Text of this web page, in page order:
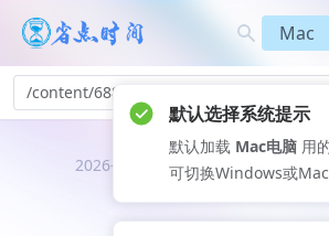
Mac
/content/688
2026-08-08
默认选择系统提示
默认加载 Mac电脑 用
可切换Windows或